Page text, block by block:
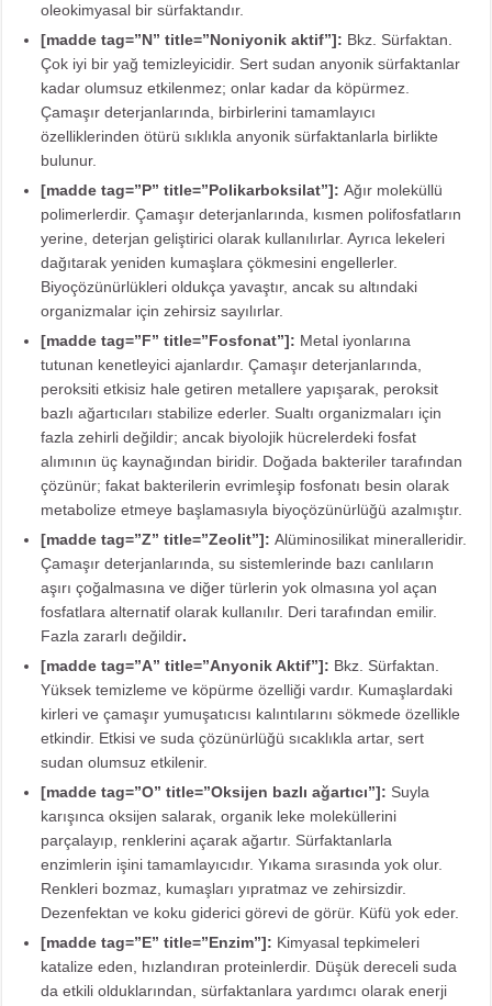
oleokimyasal bir sürfaktandır.
[madde tag=”N” title=”Noniyonik aktif”]: Bkz. Sürfaktan.
Çok iyi bir yağ temizleyicidir. Sert sudan anyonik sürfaktanlar
kadar olumsuz etkilenmez; onlar kadar da köpürmez.
Çamaşır deterjanlarında, birbirlerini tamamlayıcı
özelliklerinden ötürü sıklıkla anyonik sürfaktanlarla birlikte
bulunur.
[madde tag=”P” title=”Polikarboksilat”]:Ağır moleküllü
polimerlerdir. Çamaşır deterjanlarında, kısmen polifosfatların
yerine, deterjan geliştirici olarak kullanılırlar. Ayrıca lekeleri
dağıtarak yeniden kumaşlara çökmesini engellerler.
Biyoçözünürlükleri oldukça yavaştır, ancak su altındaki
organizmalar için zehirsiz sayılırlar.
[madde tag=”F” title=”Fosfonat”]: Metal iyonlarına
tutunan kenetleyici ajanlardır. Çamaşır deterjanlarında,
peroksiti etkisiz hale getiren metallere yapışarak, peroksit
bazlı ağartıcıları stabilize ederler. Sualtı organizmaları için
fazla zehirli değildir; ancak biyolojik hücrelerdeki fosfat
alımının üç kaynağından biridir. Doğada bakteriler tarafından
çözünür; fakat bakterilerin evrimleşip fosfonatı besin olarak
metabolize etmeye başlamasıyla biyoçözünürlüğü azalmıştır.
[madde tag=”Z” title=”Zeolit”]:Alüminosilikat mineralleridir.
Çamaşır deterjanlarında, su sistemlerinde bazı canlıların
aşırı çoğalmasına ve diğer türlerin yok olmasına yol açan
fosfatlara alternatif olarak kullanılır. Deri tarafından emilir.
Fazla zararlı değildir.
[madde tag=”A” title=”Anyonik Aktif”]: Bkz. Sürfaktan.
Yüksek temizleme ve köpürme özelliği vardır. Kumaşlardaki
kirleri ve çamaşır yumuşatıcısı kalıntılarını sökmede özellikle
etkindir. Etkisi ve suda çözünürlüğü sıcaklıkla artar, sert
sudan olumsuz etkilenir.
[madde tag=”O” title=”Oksijen bazlı ağartıcı”]: Suyla
karışınca oksijen salarak, organik leke moleküllerini
parçalayıp, renklerini açarak ağartır. Sürfaktanlarla
enzimlerin işini tamamlayıcıdır. Yıkama sırasında yok olur.
Renkleri bozmaz, kumaşları yıpratmaz ve zehirsizdir.
Dezenfektan ve koku giderici görevi de görür. Küfü yok eder.
[madde tag=”E” title=”Enzim”]: Kimyasal tepkimeleri
katalize eden, hızlandıran proteinlerdir. Düşük dereceli suda
da etkili olduklarından, sürfaktanlara yardımcı olarak enerji